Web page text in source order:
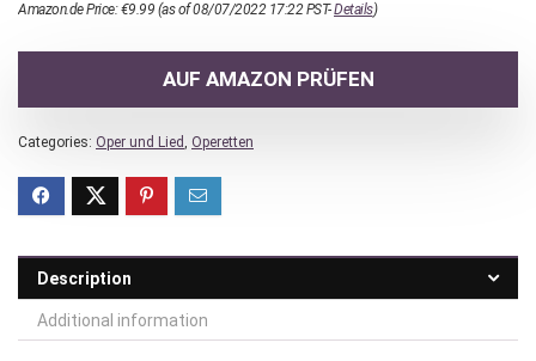
Amazon.de Price:€9.99 (as of 08/07/2022 17:22 PST-Details)
AUF AMAZON PRÜFEN
Categories: Oper und Lied, Operetten
Description
Additional information